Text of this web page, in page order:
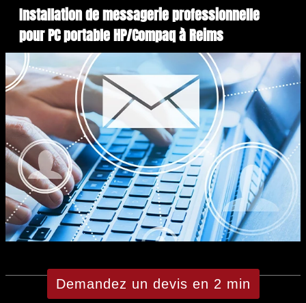
Installation de messagerie professionnelle
pour PC portable HP/Compaq à Reims
Demandez un devis en 2 min